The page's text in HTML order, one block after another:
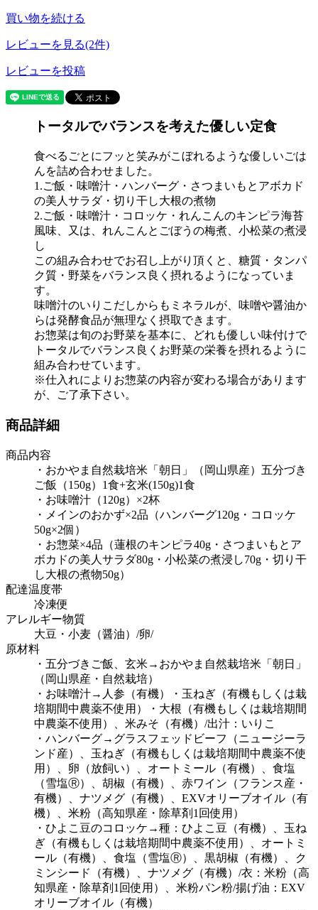
買い物を続ける
レビューを見る(2件)
レビューを投稿
トータルでバランスを考えた優しい定食
食べるごとにフッと笑みがこぼれるような優しいごは
んを詰め合わせました。
1.ご飯・味噌汁・ハンバーグ・さつまいもとアボカド
の美人サラダ・切り干し大根の煮物
2.ご飯・味噌汁・コロッケ・れんこんのキンピラ海苔
風味、又は、れんこんとごぼうの梅煮、小松菜の煮浸
し
この組み合わせでお召し上がり頂くと、糖質・タンパ
ク質・野菜をバランス良く摂れるようになっていま
す。
味噌汁のいりこだしからもミネラルが、味噌や醤油か
らは発酵食品が無理なく摂取できます。
お惣菜は旬のお野菜を基本に、どれも優しい味付けで
トータルでバランス良くお野菜の栄養を摂れるように
組み合わせています。
※仕入れによりお惣菜の内容が変わる場合があります
が、ご了承下さい。
商品詳細
商品内容
・おかやま自然栽培米「朝日」（岡山県産）五分づき
ご飯（150g）1食+玄米(150g)1食
・お味噌汁（120g）×2杯
・メインのおかず×2品（ハンバーグ120g・コロッケ
50g×2個）
・お惣菜×4品（蓮根のキンピラ40g・さつまいもとア
ボカドの美人サラダ80g・小松菜の煮浸し70g・切り干
し大根の煮物50g）
配達温度帯
冷凍便
アレルギー物質
大豆・小麦（醤油）/卵/
原材料
・五分づきご飯、玄米→おかやま自然栽培米「朝日」
（岡山県産・自然栽培）
・お味噌汁→人参（有機）・玉ねぎ（有機もしくは栽
培期間中農薬不使用）・大根（有機もしくは栽培期間
中農薬不使用）、米みそ（有機）/出汁：いりこ
・ハンバーグ→グラスフェッドビーフ（ニュージーラ
ンド産）、玉ねぎ（有機もしくは栽培期間中農薬不使
用）、卵（放飼い）、オートミール（有機）、食塩
（雪塩Ⓡ）、胡椒（有機）、赤ワイン（フランス産・
有機）、ナツメグ（有機）、EXVオリーブオイル（有
機）、米粉（高知県産・除草剤1回使用）
・ひよこ豆のコロッケ→種：ひよこ豆（有機）、玉ね
ぎ（有機もしくは栽培期間中農薬不使用）、オートミ
ール（有機）、食塩（雪塩Ⓡ）、黒胡椒（有機）、ク
ミンシード（有機）、ナツメグ（有機）/衣：米粉（高
知県産・除草剤1回使用）、米粉パン粉/揚げ油：EXV
オリーブオイル（有機）